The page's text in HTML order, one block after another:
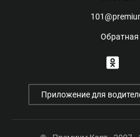
Обратная
Приложение для